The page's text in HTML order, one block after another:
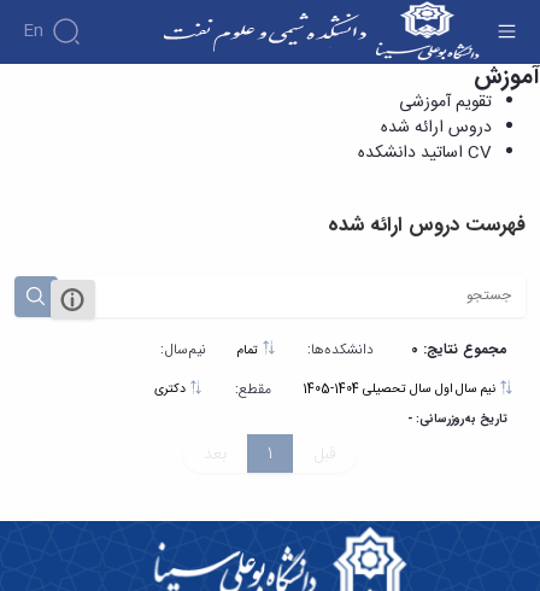
En
دروس ارائه شده - دانشکده شیمی و علوم نفت
آموزش
تقویم آموزشی
دروس ارائه شده
CV اساتید دانشکده
فهرست دروس ارائه شده
مجموع نتایج: 0 دانشکده‌ها: نیم‌سال:
مقطع: دکتری
تاریخ به‌روزرسانی: -
قبل 1 بعد